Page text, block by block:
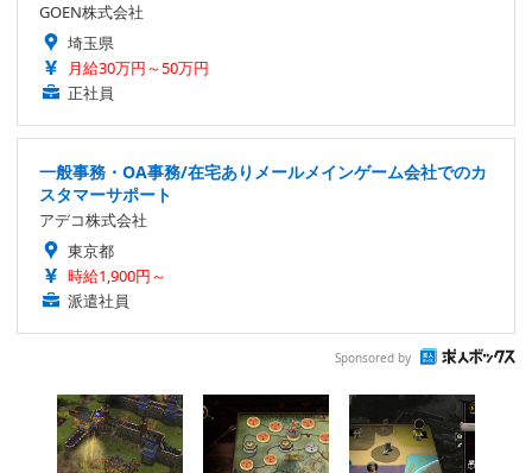
GOEN株式会社
埼玉県
月給30万円～50万円
正社員
一般事務・OA事務/在宅ありメールメインゲーム会社でのカ
スタマーサポート
アデコ株式会社
東京都
時給1,900円～
派遣社員
Sponsored by